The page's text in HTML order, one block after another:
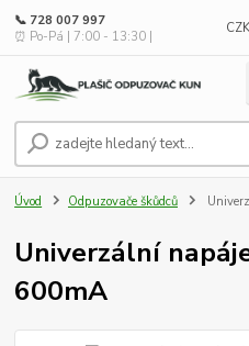
📞 728 007 997
⏰ Po-Pá | 7:00 - 13:30 |
Úvod Odpuzovače škůdců
Univerzální
600mA